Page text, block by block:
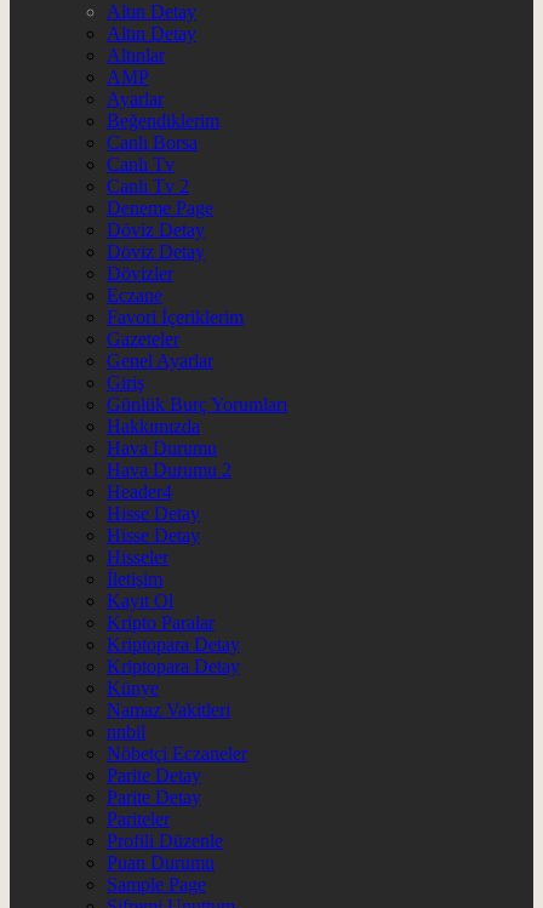
Altın Detay
Altın Detay
Altınlar
AMP
Ayarlar
Beğendiklerim
Canlı Borsa
Canlı Tv
Canlı Tv 2
Deneme Page
Döviz Detay
Döviz Detay
Dövizler
Eczane
Favori İçeriklerim
Gazeteler
Genel Ayarlar
Giriş
Günlük Burç Yorumları
Hakkımızda
Hava Durumu
Hava Durumu 2
Header4
Hisse Detay
Hisse Detay
Hisseler
İletişim
Kayıt Ol
Kripto Paralar
Kriptopara Detay
Kriptopara Detay
Künye
Namaz Vakitleri
nnbil
Nöbetçi Eczaneler
Parite Detay
Parite Detay
Pariteler
Profili Düzenle
Puan Durumu
Sample Page